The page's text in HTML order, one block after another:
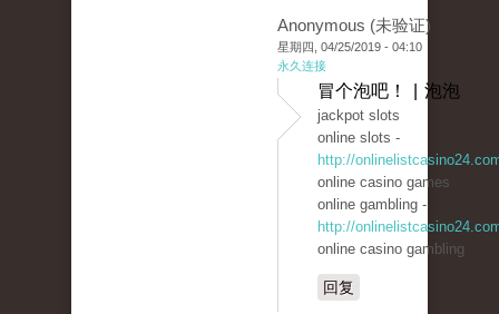
Anonymous (未验证)
星期四, 04/25/2019 - 04:10
永久连接
冒个泡吧！ | 泡泡
jackpot slots
online slots -
http://
online casino games
online gambling -
http://
online casino gambling
回复